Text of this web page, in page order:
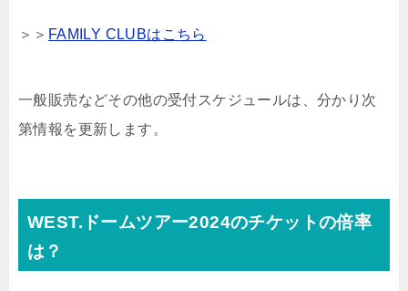
＞＞ FAMILY CLUBはこちら
一般販売などその他の受付スケジュールは、分かり次
第情報を更新します。
WEST.ドームツアー2024のチケットの倍率
は？